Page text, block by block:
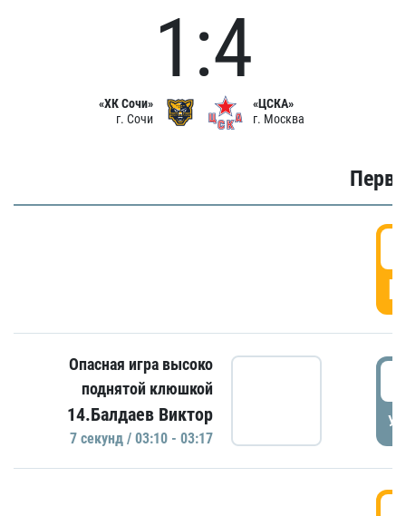
«ХК Сочи»
г. Сочи
1:4
«ЦСКА»
г. Москва
Опасная игра высоко
поднятой клюшкой
14.Балдаев Виктор
7 секунд / 03:10 - 03:17